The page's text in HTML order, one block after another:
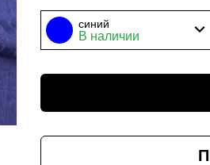
синий
В наличии